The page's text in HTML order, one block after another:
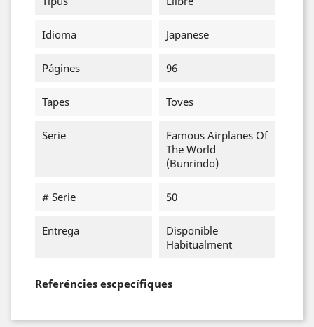
Idioma Japanese
Págines 96
Tapes Toves
Serie
Famous Airplanes Of
The World
(Bunrindo)
# Serie 50
Entrega
Disponible
Habitualment
Referéncies escpecífiques